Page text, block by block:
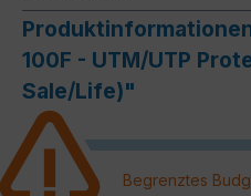
100F - UTM/UTP
Sale/Life)"
Begrenztes